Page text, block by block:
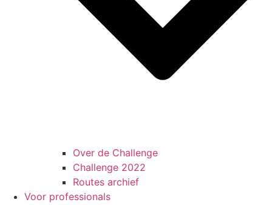
Over de Challenge
Challenge 2022
Routes archief
Voor professionals